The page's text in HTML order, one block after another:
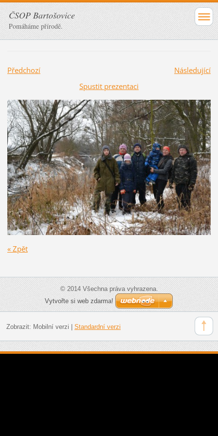
ČSOP Bartošovice
Pomáháme přírodě.
Předchozí
Následující
Spustit prezentaci
« Zpět
© 2014 Všechna práva vyhrazena.
Vytvořte si web zdarma!
Zobrazit: Mobilní verzi Standardní verzi